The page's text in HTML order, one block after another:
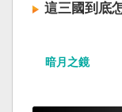
這三國到底
暗月之鏡